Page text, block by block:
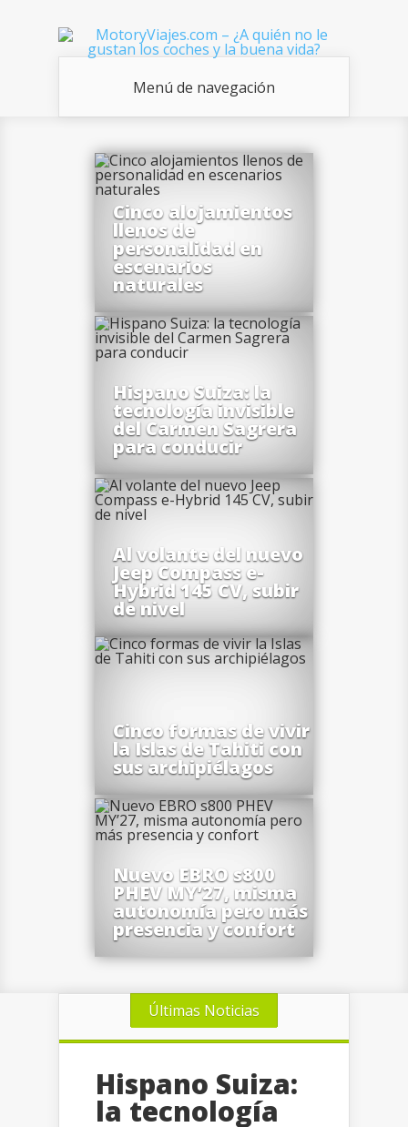
Menú de navegación
Cinco alojamientos
llenos de
personalidad en
escenarios
naturales
Hispano Suiza: la
tecnología invisible
del Carmen Sagrera
para conducir
Al volante del nuevo
Jeep Compass e-
Hybrid 145 CV, subir
de nivel
Cinco formas de vivir
la Islas de Tahiti con
sus archipiélagos
Nuevo EBRO s800
PHEV MY’27, misma
autonomía pero más
presencia y confort
Últimas Noticias
Hispano Suiza:
la tecnología